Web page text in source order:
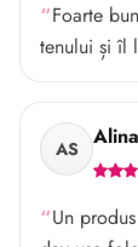
Foarte
tenului și îl
AS
Un